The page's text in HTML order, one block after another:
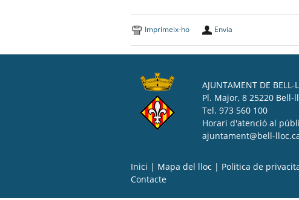
Imprimeix-ho Envia
AJUNTAMENT DE BELL-
Pl. Major, 8 25220 Bell-
Tel. 973 560 100
Horari d'atenció al
ajuntament@bell-
Inici | Mapa del lloc | Politica de
Contacte